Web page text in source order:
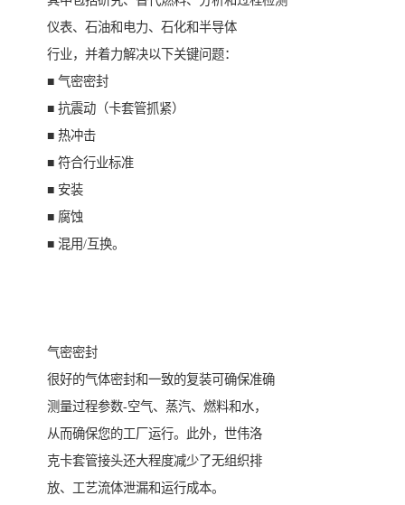
仪表、石油和电力、石化和半导体
行业，并着力解决以下关键问题：
■ 气密密封
■ 抗震动（卡套管抓紧）
■ 热冲击
■ 符合行业标准
■ 安装
■ 腐蚀
■ 混用/互换。
气密密封
很好的气体密封和一致的复装可确保准确
测量过程参数-空气、蒸汽、燃料和水，
从而确保您的工厂运行。此外，世伟洛
克卡套管接头还大程度减少了无组织排
放、工艺流体泄漏和运行成本。